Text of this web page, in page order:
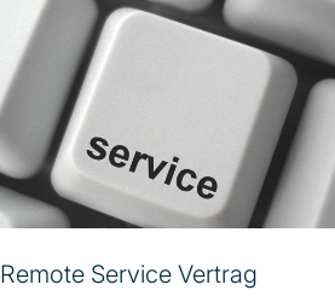
Remote Service Vertrag